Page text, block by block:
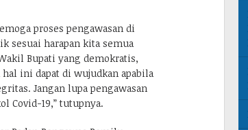
proses pengawasan di
sesuai harapan kita semua
Bupati yang demokratis,
ini dapat di wujudkan apabila
Jangan lupa pengawasan
Covid-19,” tutupnya.